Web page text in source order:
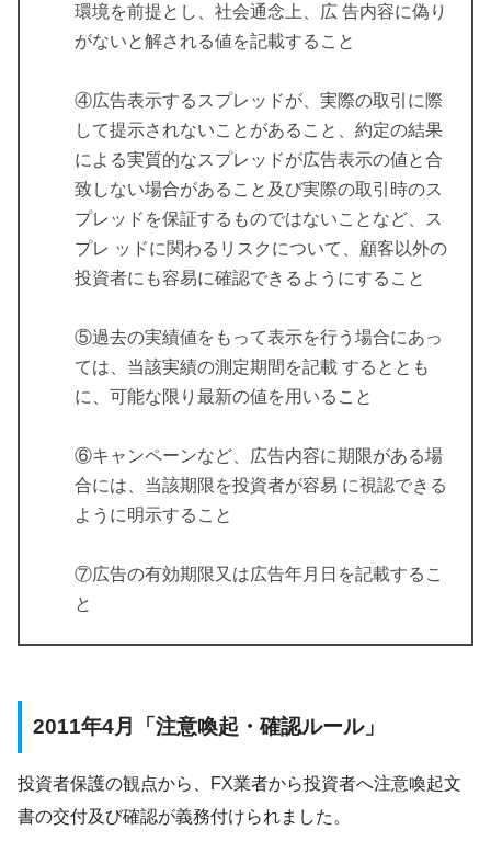
環境を前提とし、社会通念上、広 告内容に偽り
がないと解される値を記載すること
④広告表示するスプレッドが、実際の取引に際
して提示されないことがあること、約定の結果
による実質的なスプレッドが広告表示の値と合
致しない場合があること及び実際の取引時のス
プレッドを保証するものではないことなど、ス
プレ ッドに関わるリスクについて、顧客以外の
投資者にも容易に確認できるようにすること
⑤過去の実績値をもって表示を行う場合にあっ
ては、当該実績の測定期間を記載 するととも
に、可能な限り最新の値を用いること
⑥キャンペーンなど、広告内容に期限がある場
合には、当該期限を投資者が容易 に視認できる
ように明示すること
⑦広告の有効期限又は広告年月日を記載するこ
と
2011年4月「注意喚起・確認ルール」
投資者保護の観点から、FX業者から投資者へ注意喚起文
書の交付及び確認が義務付けられました。